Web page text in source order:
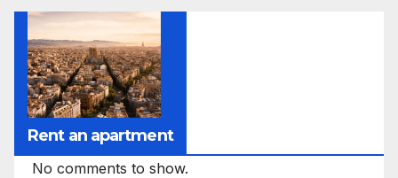
Rent an apartment
No comments to show.